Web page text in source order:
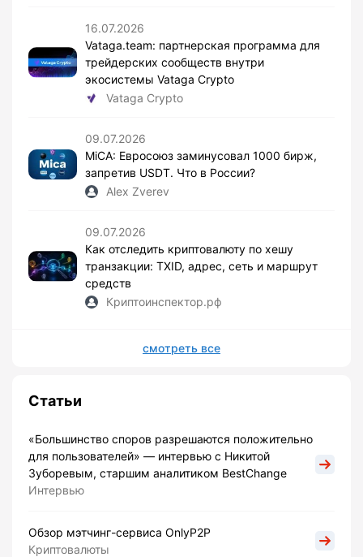
16.07.2026
Vataga.team: партнерская программа для
трейдерских сообществ внутри
экосистемы Vataga Crypto
Vataga Crypto
09.07.2026
MiCA: Евросоюз заминусовал 1000 бирж,
запретив USDT. Что в России?
Alex Zverev
09.07.2026
Как отследить криптовалюту по хешу
транзакции: TXID, адрес, сеть и маршрут
средств
Криптоинспектор.рф
смотреть все
Статьи
«Большинство споров разрешаются положительно
для пользователей» — интервью с Никитой
Зуборевым, старшим аналитиком BestChange
Интервью
Обзор мэтчинг-сервиса OnlyP2P
Криптовалюты